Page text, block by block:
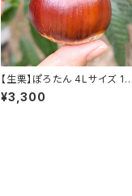
【生栗】ぽろたん 4Lサイズ 1K
g
¥3,300